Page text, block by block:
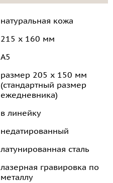
натуральная кожа
215 х 160 мм
А5
размер 205 х 150 мм
(стандартный размер
ежедневника)
в линейку
недатированный
латунированная сталь
лазерная гравировка по
металлу